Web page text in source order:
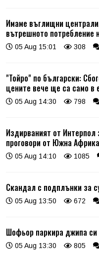
Имаме въглищни
вътрешното потребление
05 Aug 15:01 308
"Тойро" по български:
цените вече ще са само в
05 Aug 14:30 798
Издирваният от Интерпол
проговори от Южна Африка
05 Aug 14:10 1085
Скандал с подплънки за
05 Aug 13:50 672
Шофьор паркира джипа
05 Aug 13:30 805